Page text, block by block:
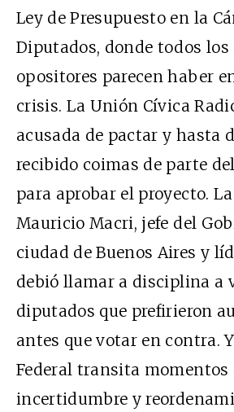
Ley de Presupuesto en la
Diputados, donde todos
opositores parecen haber
crisis. La Unión Cívica
acusada de pactar y hasta
recibido coimas de parte
para aprobar el proyecto.
Mauricio Macri, jefe del
ciudad de Buenos Aires y
debió llamar a disciplina a
diputados que prefirieron
antes que votar en contra.
Federal transita momentos
incertidumbre y